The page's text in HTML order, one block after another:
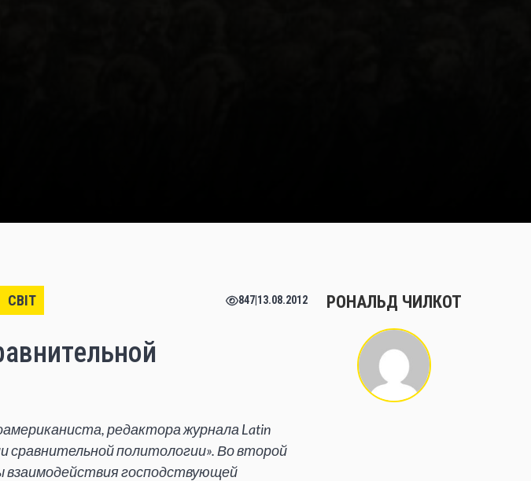
СВІТ 847 13.08.2012
редактора журнала Latin
сравнительной политологии». Во второй
господствующей
РОНАЛЬД ЧИЛКОТ